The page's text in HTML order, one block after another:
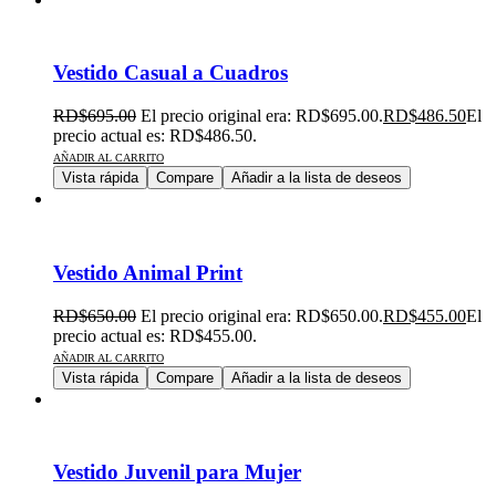
Vestido Casual a Cuadros
RD$695.00 El precio original era: RD$695.00.RD$486.50El
precio actual es: RD$486.50.
AÑADIR AL CARRITO
Vista rápida Compare Añadir a la lista de deseos
Vestido Animal Print
RD$650.00 El precio original era: RD$650.00.RD$455.00El
precio actual es: RD$455.00.
AÑADIR AL CARRITO
Vista rápida Compare Añadir a la lista de deseos
Vestido Juvenil para Mujer